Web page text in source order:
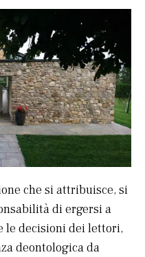
che si attribuisce, si
di ergersi a
le decisioni dei lettori,
deontologica da